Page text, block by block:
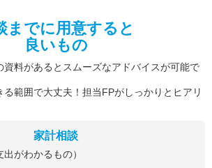
までに用意すると
良いもの
資料があるとスムーズなアドバイスが可能で
る範囲で大丈夫！担当FPがしっかりとヒアリ
家計相談
がわかるもの）